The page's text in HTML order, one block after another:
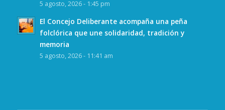
5 agosto, 2026 - 1:45 pm
El Concejo Deliberante acompaña una peña
folclórica que une solidaridad, tradición y
memoria
5 agosto, 2026 - 11:41 am